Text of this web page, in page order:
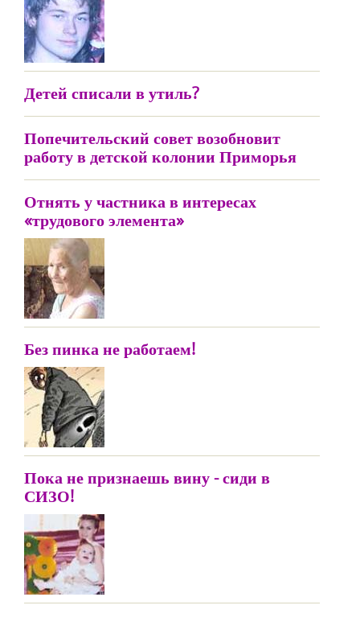
Детей списали в утиль?
Попечительский совет возобновит
работу в детской колонии Приморья
Отнять у частника в интересах
«трудового элемента»
Без пинка не работаем!
Пока не признаешь вину - сиди в
СИЗО!